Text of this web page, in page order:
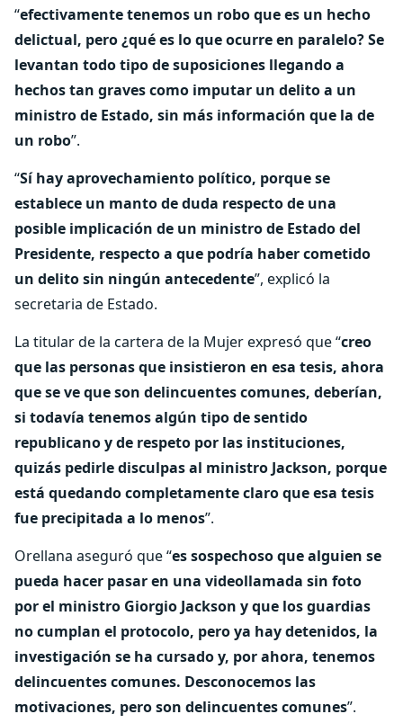
“efectivamente tenemos un robo que es un hecho
delictual, pero ¿qué es lo que ocurre en paralelo? Se
levantan todo tipo de suposiciones llegando a
hechos tan graves como imputar un delito a un
ministro de Estado, sin más información que la de
un robo”.
“Sí hay aprovechamiento político, porque se
establece un manto de duda respecto de una
posible implicación de un ministro de Estado del
Presidente, respecto a que podría haber cometido
un delito sin ningún antecedente”, explicó la
secretaria de Estado.
La titular de la cartera de la Mujer expresó que “creo
que las personas que insistieron en esa tesis, ahora
que se ve que son delincuentes comunes, deberían,
si todavía tenemos algún tipo de sentido
republicano y de respeto por las instituciones,
quizás pedirle disculpas al ministro Jackson, porque
está quedando completamente claro que esa tesis
fue precipitada a lo menos”.
Orellana aseguró que “es sospechoso que alguien se
pueda hacer pasar en una videollamada sin foto
por el ministro Giorgio Jackson y que los guardias
no cumplan el protocolo, pero ya hay detenidos, la
investigación se ha cursado y, por ahora, tenemos
delincuentes comunes. Desconocemos las
motivaciones, pero son delincuentes comunes”.